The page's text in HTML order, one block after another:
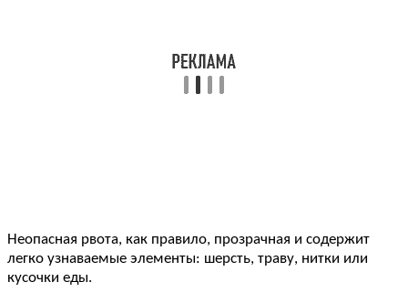
Неопасная рвота, как правило, прозрачная и содержит
легко узнаваемые элементы: шерсть, траву, нитки или
кусочки еды.